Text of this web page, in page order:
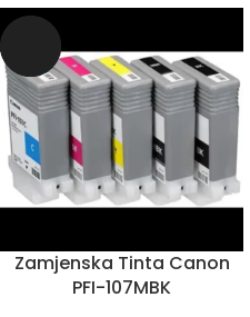
Zamjenska Tinta Canon
PFI-107MBK